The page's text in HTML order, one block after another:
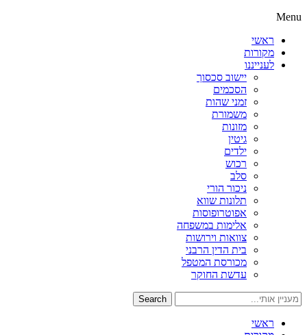
Menu
ראשי
מקורות
לענייננו
יישוב סכסוך
הסכמים
זמני שהות
משמורת
מזונות
גיטין
ילדים
רכוש
סלב
ניכור הורי
תלונות שווא
אפוטרופוסות
אלימות במשפחה
צוואות וירושות
בית הדין הרבני
מכורסת המטפל
עדשת החוקר
Search
ראשי